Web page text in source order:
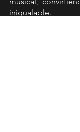
inigualable.